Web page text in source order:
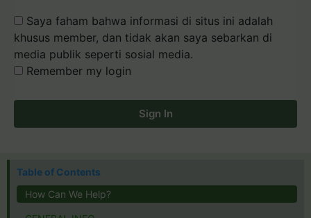
Saya faham bahwa informasi di situs ini adalah
khusus member, dan tidak akan saya sebarkan di
media publik seperti sosial media.
Remember my login
Sign In
Table of Contents
How Can We Help?